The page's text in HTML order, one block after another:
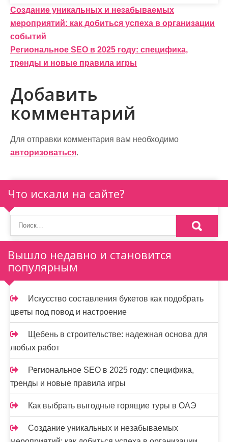
Н
а
в
и
г
а
ц
и
я
п
о
з
а
п
и
с
я
м
Создание уникальных и незабываемых
мероприятий: как добиться успеха в организации
событий
Региональное SEO в 2025 году: специфика,
тренды и новые правила игры
Добавить
комментарий
Для отправки комментария вам необходимо
авторизоваться.
Что искали на сайте?
Вышло недавно и становится
популярным
Искусство составления букетов как подобрать
цветы под повод и настроение
Щебень в строительстве: надежная основа для
любых работ
Региональное SEO в 2025 году: специфика,
тренды и новые правила игры
Как выбрать выгодные горящие туры в ОАЭ
Создание уникальных и незабываемых